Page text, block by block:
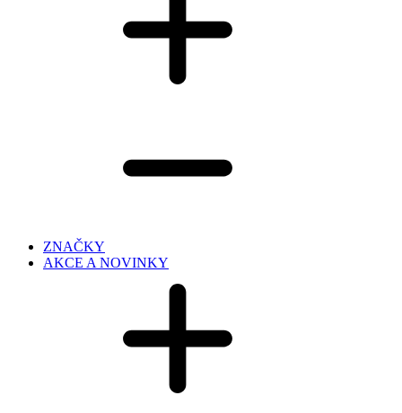
ZNAČKY
AKCE A NOVINKY